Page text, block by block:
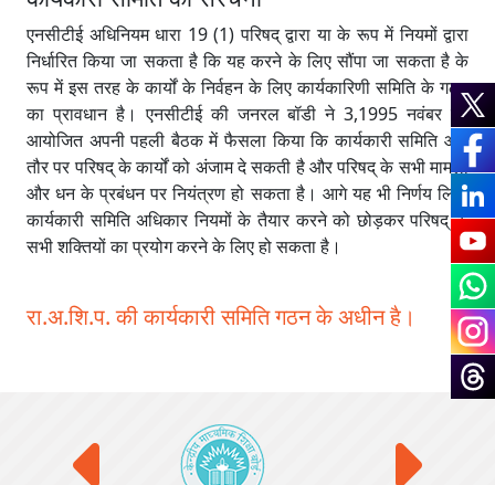
एनसीटीई अधिनियम धारा 19 (1) परिषद् द्वारा या के रूप में नियमों द्वारा
निर्धारित किया जा सकता है कि यह करने के लिए सौंपा जा सकता है के
रूप में इस तरह के कार्यों के निर्वहन के लिए कार्यकारिणी समिति के गठन
का प्रावधान है। एनसीटीई की जनरल बॉडी ने 3,1995 नवंबर को
आयोजित अपनी पहली बैठक में फैसला किया कि कार्यकारी समिति आम
तौर पर परिषद् के कार्यों को अंजाम दे सकती है और परिषद् के सभी मामलों
और धन के प्रबंधन पर नियंत्रण हो सकता है। आगे यह भी निर्णय लिया
कार्यकारी समिति अधिकार नियमों के तैयार करने को छोड़कर परिषद् के
सभी शक्तियों का प्रयोग करने के लिए हो सकता है।
रा.अ.शि.प. की कार्यकारी समिति गठन के अधीन है।